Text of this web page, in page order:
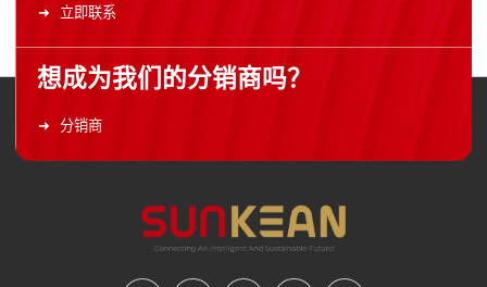
立即联系
想成为我们的分销商吗？
分销商